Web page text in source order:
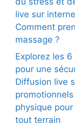
live sur
Comment
massage ?
Explorez les
pour une
Diffusion live
promotionnels
physique
tout terrain